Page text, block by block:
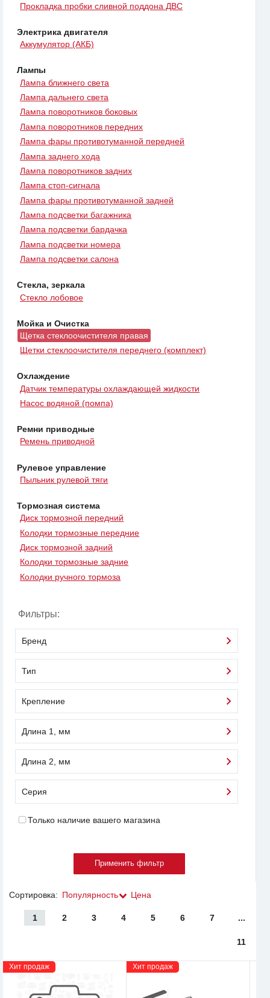
Прокладка пробки сливной поддона ДВС
Электрика двигателя
Аккумулятор (АКБ)
Лампы
Лампа ближнего света
Лампа дальнего света
Лампа поворотников боковых
Лампа поворотников передних
Лампа фары противотуманной передней
Лампа заднего хода
Лампа поворотников задних
Лампа стоп-сигнала
Лампа фары противотуманной задней
Лампа подсветки багажника
Лампа подсветки бардачка
Лампа подсветки номера
Лампа подсветки салона
Стекла, зеркала
Стекло лобовое
Мойка и Очистка
Щетка стеклоочистителя правая
Щетки стеклоочистителя переднего (комплект)
Охлаждение
Датчик температуры охлаждающей жидкости
Насос водяной (помпа)
Ремни приводные
Ремень приводной
Рулевое управление
Пыльник рулевой тяги
Тормозная система
Диск тормозной передний
Колодки тормозные передние
Диск тормозной задний
Колодки тормозные задние
Колодки ручного тормоза
Фильтры:
Бренд
Тип
Крепление
Длина 1, мм
Длина 2, мм
Серия
Только наличие вашего магазина
Сортировка: Популярность Цена
1 2 3 4 5 6 7 ...
11
Хит продаж Хит продаж